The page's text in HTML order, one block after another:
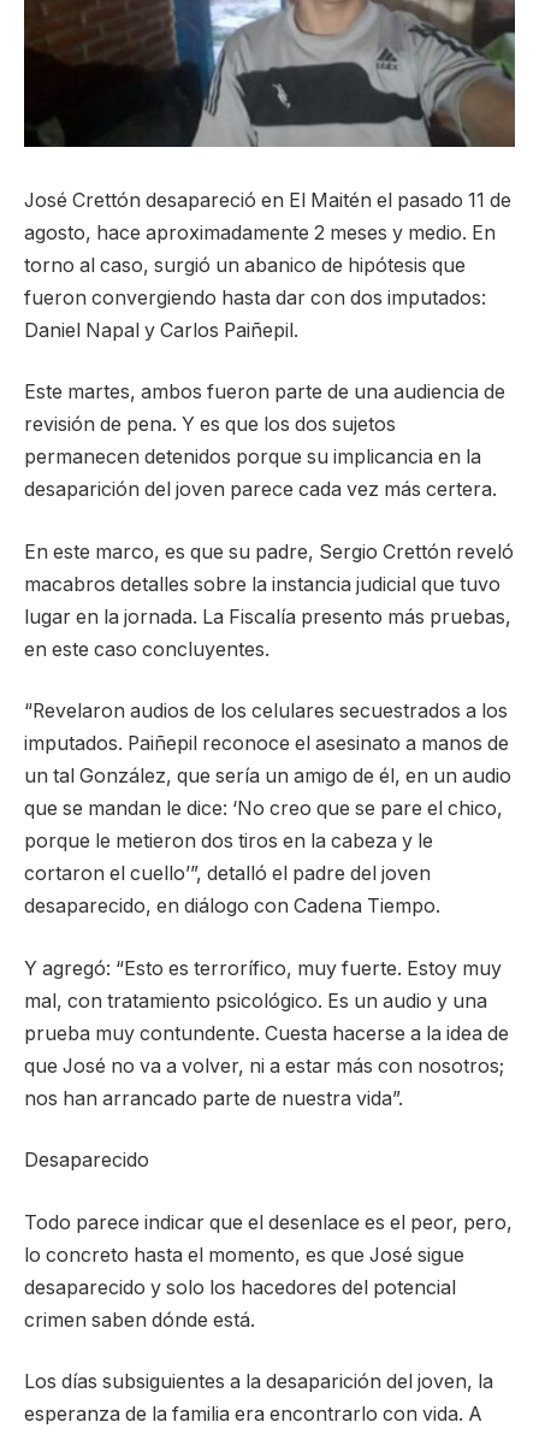
José Crettón desapareció en El Maitén el pasado 11 de
agosto, hace aproximadamente 2 meses y medio. En
torno al caso, surgió un abanico de hipótesis que
fueron convergiendo hasta dar con dos imputados:
Daniel Napal y Carlos Paiñepil.
Este martes, ambos fueron parte de una audiencia de
revisión de pena. Y es que los dos sujetos
permanecen detenidos porque su implicancia en la
desaparición del joven parece cada vez más certera.
En este marco, es que su padre, Sergio Crettón reveló
macabros detalles sobre la instancia judicial que tuvo
lugar en la jornada. La Fiscalía presento más pruebas,
en este caso concluyentes.
“Revelaron audios de los celulares secuestrados a los
imputados. Paiñepil reconoce el asesinato a manos de
un tal González, que sería un amigo de él, en un audio
que se mandan le dice: ‘No creo que se pare el chico,
porque le metieron dos tiros en la cabeza y le
cortaron el cuello’”, detalló el padre del joven
desaparecido, en diálogo con Cadena Tiempo.
Y agregó: “Esto es terrorífico, muy fuerte. Estoy muy
mal, con tratamiento psicológico. Es un audio y una
prueba muy contundente. Cuesta hacerse a la idea de
que José no va a volver, ni a estar más con nosotros;
nos han arrancado parte de nuestra vida”.
Desaparecido
Todo parece indicar que el desenlace es el peor, pero,
lo concreto hasta el momento, es que José sigue
desaparecido y solo los hacedores del potencial
crimen saben dónde está.
Los días subsiguientes a la desaparición del joven, la
esperanza de la familia era encontrarlo con vida. A